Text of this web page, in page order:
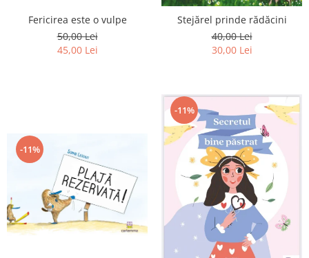
Editura Sophia
Editura Usborne
Fericirea este o vulpe
50,00 Lei
45,00 Lei
Stejărel prinde rădăcini
40,00 Lei
30,00 Lei
-11%
-11%